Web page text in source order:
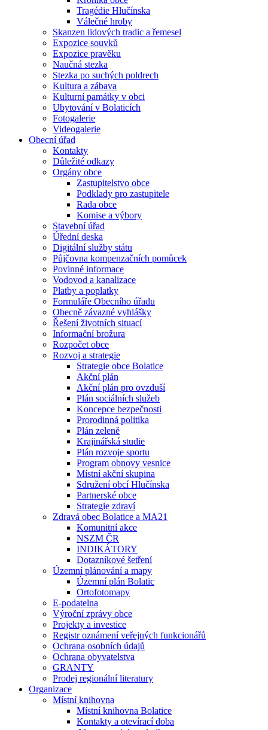
Tragédie Hlučínska
Válečné hroby
Skanzen lidových tradic a řemesel
Expozice souvků
Expozice pravěku
Naučná stezka
Stezka po suchých poldrech
Kultura a zábava
Kulturní památky v obci
Ubytování v Bolaticích
Fotogalerie
Videogalerie
Obecní úřad
Kontakty
Důležité odkazy
Orgány obce
Zastupitelstvo obce
Podklady pro zastupitele
Rada obce
Komise a výbory
Stavební úřad
Úřední deska
Digitální služby státu
Půjčovna kompenzačních pomůcek
Povinné informace
Vodovod a kanalizace
Platby a poplatky
Formuláře Obecního úřadu
Obecně závazné vyhlášky
Řešení životních situací
Informační brožura
Rozpočet obce
Rozvoj a strategie
Strategie obce Bolatice
Akční plán
Akční plán pro ovzduší
Plán sociálních služeb
Koncepce bezpečnosti
Prorodinná politika
Plán zeleně
Krajinářská studie
Plán rozvoje sportu
Program obnovy vesnice
Místní akční skupina
Sdružení obcí Hlučínska
Partnerské obce
Strategie zdraví
Zdravá obec Bolatice a MA21
Komunitní akce
NSZM ČR
INDIKÁTORY
Dotazníkové šetření
Územní plánování a mapy
Územní plán Bolatic
Ortofotomapy
E-podatelna
Výroční zprávy obce
Projekty a investice
Registr oznámení veřejných funkcionářů
Ochrana osobních údajů
Ochrana obyvatelstva
GRANTY
Prodej regionální literatury
Organizace
Místní knihovna
Místní knihovna Bolatice
Kontakty a otevírací doba